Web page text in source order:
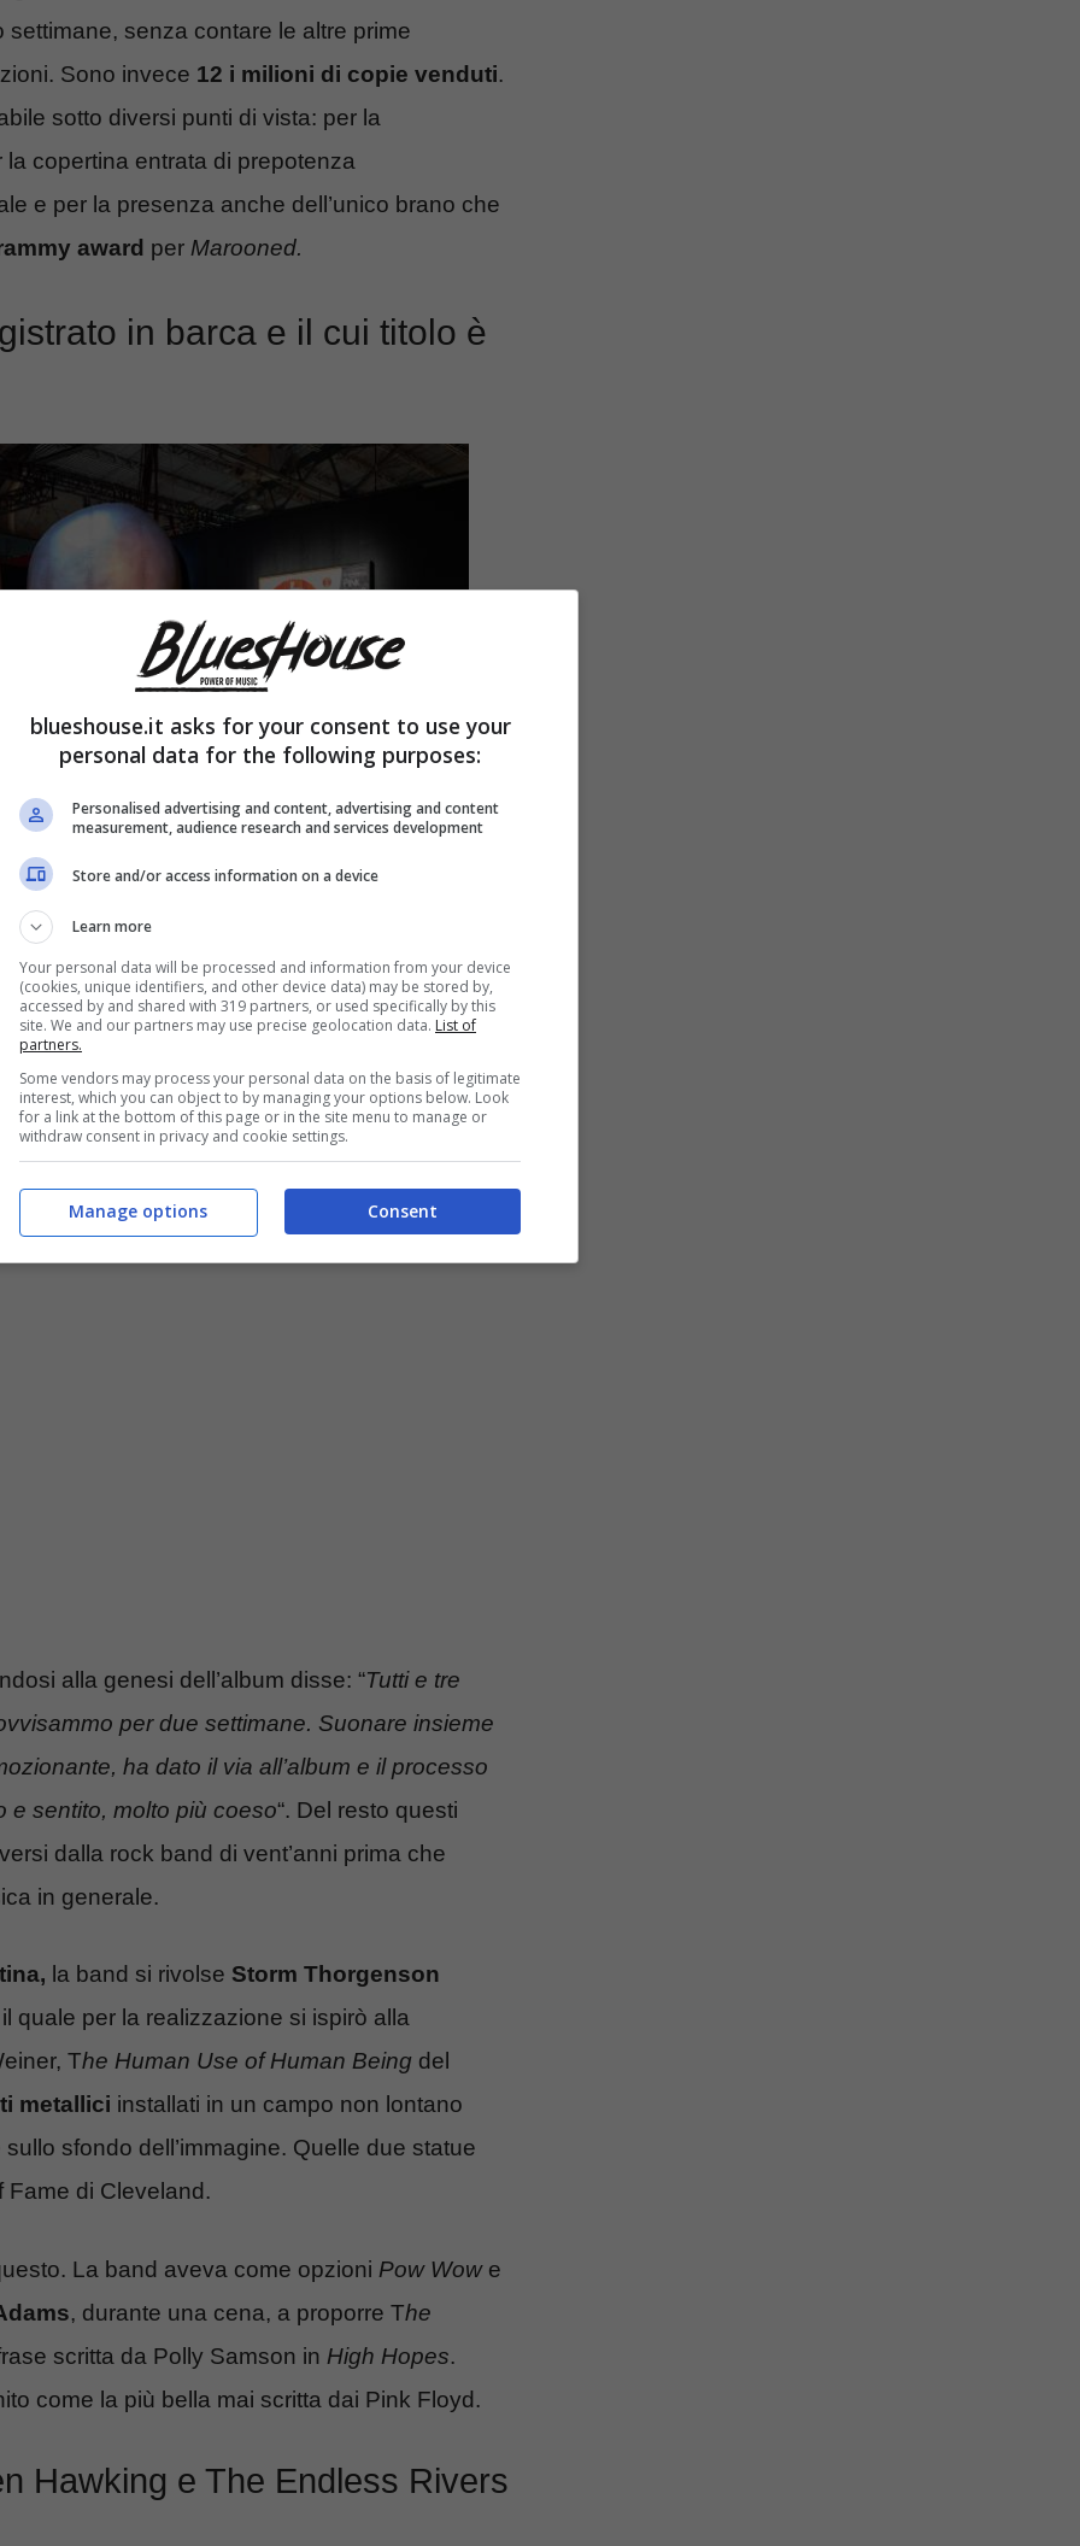
senza contare le altre prime
Sono invece 12 i milioni di copie venduti.
sotto diversi punti di vista: per la
la copertina entrata di prepotenza
e per la presenza anche dell’unico brano che
award per Marooned.
in barca e il cui titolo è
Floyd: Their Mortal Remains (Blueshouse.it)
lo stessoDavid Gilmourche, insieme alla
parte dei brani contenuti nel disco.
diversi; da una parte gliAstoria,fatti
imbarcazione ormeggiata sulle rive del
alla genesi dell’album disse: “Tutti e tre
per due settimane. Suonare insieme
ha dato il via all’album e il processo
e sentito, molto più coeso“. Del resto questi
dalla rock band di vent’anni prima che
in generale.
la band si rivolse Storm Thorgenson
quale per la realizzazione si ispirò alla
The Human Use of Human Being del
metallici installati in un campo non lontano
sfondo dell’immagine. Quelle due statue
Fame di Cleveland.
La band aveva come opzioni Pow Wowe
, durante una cena, a proporre The
scritta da Polly Samson in High Hopes.
come la più bella mai scritta dai Pink Floyd.
Hawking e The Endless Rivers
blueshouse.it asks for your consent to use your
personal data for the following purposes:
Personalised advertising and content, advertising and content
measurement, audience research and services development
Store and/or access information on a device
Learn more
Your personal data will be processed and information from your device
(cookies, unique identifiers, and other device data) may be stored by,
accessed by and shared with 319 partners, or used specifically by this
site. We and our partners may use precise geolocation data. List of
partners.
Some vendors may process your personal data on the basis of legitimate
interest, which you can object to by managing your options below. Look
for a link at the bottom of this page or in the site menu to manage or
withdraw consent in privacy and cookie settings.
Consent
Manage options